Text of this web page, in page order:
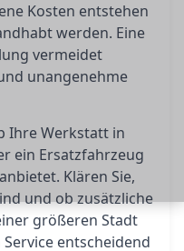
Kosten entstehen
werden. Eine
vermeidet
unangenehme
Ihre Werkstatt in
ein Ersatzfahrzeug
Klären Sie,
und ob zusätzliche
größeren Stadt
entscheidend